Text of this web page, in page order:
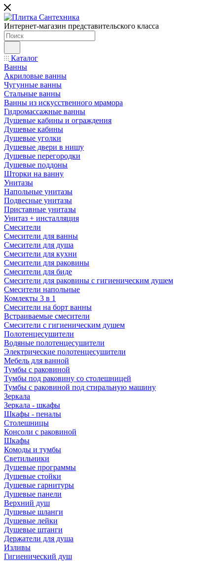
Интернет-магазин представительского класса
Каталог
Ванны
Акриловые ванны
Чугунные ванны
Стальные ванны
Ванны из искусственного мрамора
Гидромассажные ванны
Душевые кабины и ограждения
Душевые кабины
Душевые уголки
Душевые двери в нишу
Душевые перегородки
Душевые поддоны
Шторки на ванну
Унитазы
Напольные унитазы
Подвесные унитазы
Приставные унитазы
Унитаз + инсталляция
Смесители
Смесители для ванны
Смесители для душа
Смесители для кухни
Смесители для раковины
Смесители для биде
Смесители для раковины с гигиеническим душем
Смесители напольные
Комлекты 3 в 1
Смесители на борт ванны
Встраиваемые смесители
Смесители с гигиеническим душем
Полотенцесушители
Водяные полотенцесушители
Электрические полотенцесушители
Мебель для ванной
Тумбы с раковиной
Тумбы под раковину со столешницей
Тумбы с раковиной под стиральную машину
Зеркала
Зеркала - шкафы
Шкафы - пеналы
Столешницы
Консоли с раковиной
Шкафы
Комоды и тумбы
Светильники
Душевые программы
Душевые стойки
Душевые гарнитуры
Душевые панели
Верхний душ
Душевые шланги
Душевые лейки
Душевые штанги
Держатели для душа
Изливы
Гигиенический душ